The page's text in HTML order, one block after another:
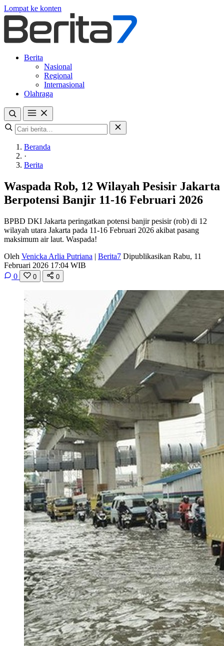
Lompat ke konten
Berita
Nasional
Regional
Internasional
Olahraga
Beranda
·
Berita
Waspada Rob, 12 Wilayah Pesisir Jakarta
Berpotensi Banjir 11-16 Februari 2026
BPBD DKI Jakarta peringatkan potensi banjir pesisir (rob) di 12
wilayah utara Jakarta pada 11-16 Februari 2026 akibat pasang
maksimum air laut. Waspada!
Oleh Venicka Arlia Putriana | Berita7 Dipublikasikan Rabu, 11
Februari 2026 17:04 WIB
0
0 0